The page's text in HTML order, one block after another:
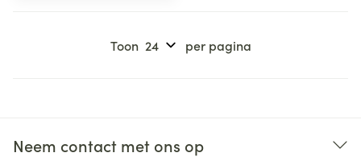
Toon per pagina
Neem contact met ons op